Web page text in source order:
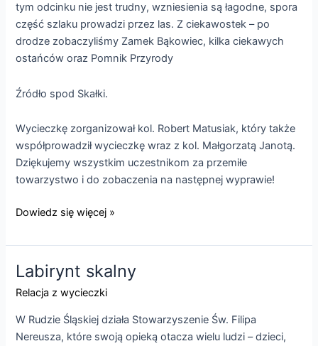
tym odcinku nie jest trudny, wzniesienia są łagodne, spora
część szlaku prowadzi przez las. Z ciekawostek – po
drodze zobaczyliśmy Zamek Bąkowiec, kilka ciekawych
ostańców oraz Pomnik Przyrody
Źródło spod Skałki.
Wycieczkę zorganizował kol. Robert Matusiak, który także
współprowadził wycieczkę wraz z kol. Małgorzatą Janotą.
Dziękujemy wszystkim uczestnikom za przemiłe
towarzystwo i do zobaczenia na następnej wyprawie!
Szlak
Jurajskich,
cz.9
Dowiedz się więcej »
Labirynt skalny
Relacja z wycieczki
W Rudzie Śląskiej działa Stowarzyszenie Św. Filipa
Nereusza, które swoją opieką otacza wielu ludzi – dzieci,